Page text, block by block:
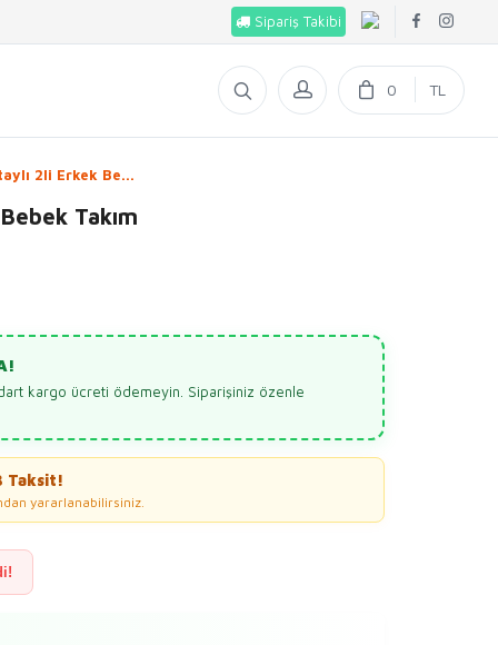
Sipariş Takibi
0
2li Erkek Be...
Takım
kargo ücreti ödemeyin. Siparişiniz özenle
Taksit!
yararlanabilirsiniz.